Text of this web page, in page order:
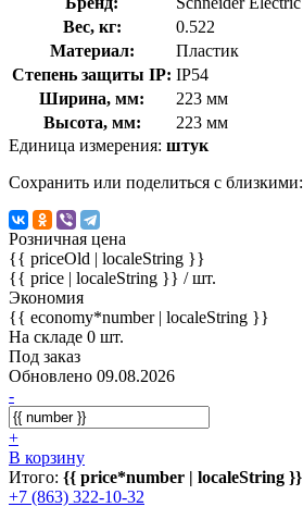
Вес, кг:
0.522
Материал:
Пластик
Степень защиты IP: IP54
Ширина, мм:
223 мм
Высота, мм:
223 мм
Единица измерения: штук
Сохранить или поделиться с близкими:
Розничная цена
{{ priceOld | localeString }}
{{ price | localeString }} / шт.
Экономия
{{ economy*number | localeString }}
На складе 0 шт.
Под заказ
Обновлено 09.08.2026
-
+
В корзину
Итого: {{ price*number | localeString }}
+7 (863) 322-10-32